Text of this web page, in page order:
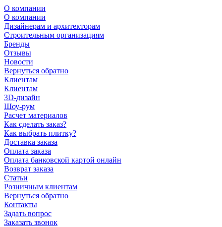
О компании
О компании
Дизайнерам и архитекторам
Строительным организациям
Бренды
Отзывы
Новости
Вернуться обратно
Клиентам
Клиентам
3D-дизайн
Шоу-рум
Расчет материалов
Как сделать заказ?
Как выбрать плитку?
Доставка заказа
Оплата заказа
Оплата банковской картой онлайн
Возврат заказа
Статьи
Розничным клиентам
Вернуться обратно
Контакты
Задать вопрос
Заказать звонок